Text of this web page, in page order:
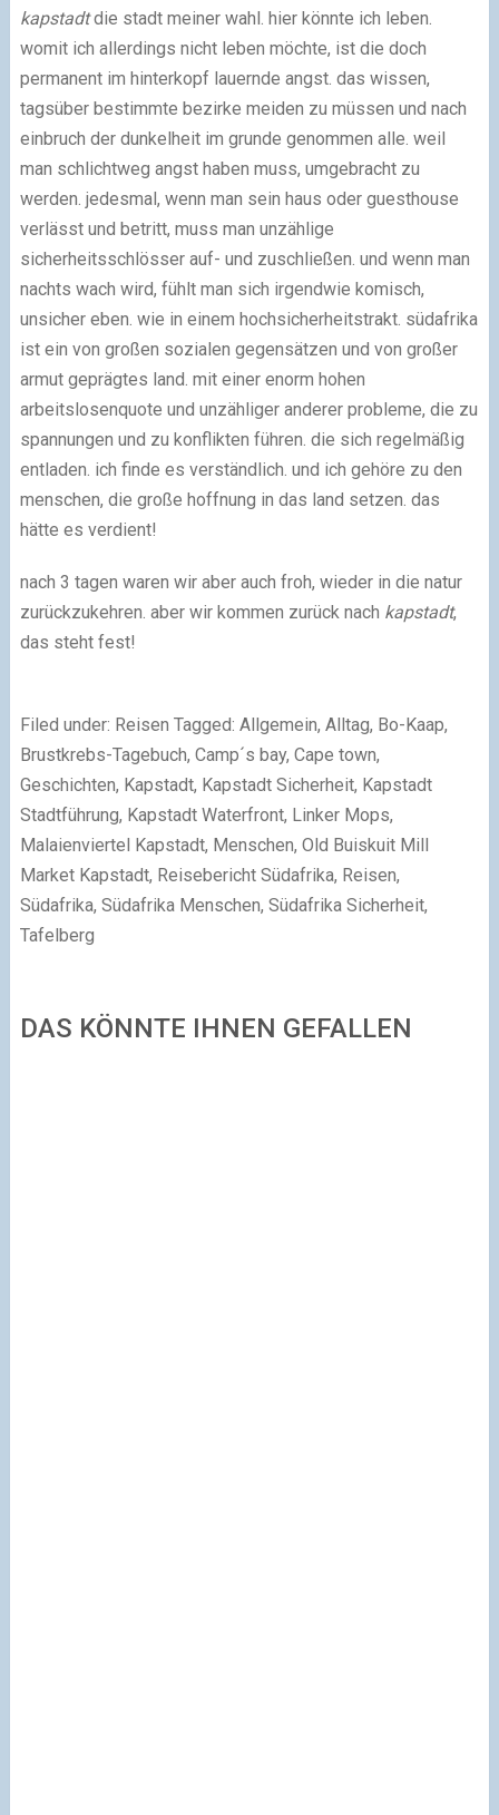
kapstadtdie stadt meiner wahl. hier könnte ich leben.
womit ich allerdings nicht leben möchte, ist die doch
permanent im hinterkopf lauernde angst. das wissen,
tagsüber bestimmte bezirke meiden zu müssen und nach
einbruch der dunkelheit im grunde genommen alle. weil
man schlichtweg angst haben muss, umgebracht zu
werden. jedesmal, wenn man sein haus oder guesthouse
verlässt und betritt, muss man unzählige
sicherheitsschlösser auf- und zuschließen. und wenn man
nachts wach wird, fühlt man sich irgendwie komisch,
unsicher eben. wie in einem hochsicherheitstrakt. südafrika
ist ein von großen sozialen gegensätzen und von großer
armut geprägtes land. mit einer enorm hohen
arbeitslosenquote und unzähliger anderer probleme, die zu
spannungen und zu konflikten führen. die sich regelmäßig
entladen. ich finde es verständlich. und ich gehöre zu den
menschen, die große hoffnung in das land setzen. das
hätte es verdient!
nach 3 tagen waren wir aber auch froh, wieder in die natur
zurückzukehren. aber wir kommen zurück nach kapstadt,
das steht fest!
Filed under: Reisen Tagged: Allgemein, Alltag, Bo-Kaap,
Brustkrebs-Tagebuch, Camp´s bay, Cape town,
Geschichten, Kapstadt, Kapstadt Sicherheit, Kapstadt
Stadtführung, Kapstadt Waterfront, Linker Mops,
Malaienviertel Kapstadt, Menschen, Old Buiskuit Mill
Market Kapstadt, Reisebericht Südafrika, Reisen,
Südafrika, Südafrika Menschen, Südafrika Sicherheit,
Tafelberg
DAS KÖNNTE IHNEN GEFALLEN